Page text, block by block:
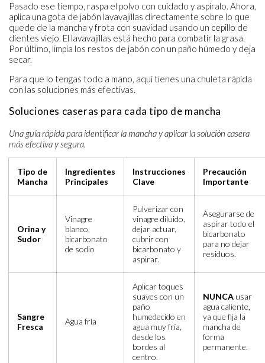
Pasado ese tiempo, raspa el polvo con cuidado y aspíralo. Ahora,
aplica una gota de jabón lavavajillas directamente sobre lo que
quede de la mancha y frota con suavidad usando un cepillo de
dientes viejo. El lavavajillas está hecho para combatir la grasa.
Por último, limpia los restos de jabón con un paño húmedo y deja
secar.
Para que lo tengas todo a mano, aquí tienes una chuleta rápida
con las soluciones más efectivas.
Soluciones caseras para cada tipo de mancha
Una guía rápida para identificar la mancha y aplicar la solución casera
más efectiva y segura.
Tipo de
Mancha
Ingredientes
Principales
Instrucciones
Clave
Precaución
Importante
Orina y
Sudor
Vinagre
blanco,
bicarbonato
de sodio
Pulverizar con
vinagre diluido,
dejar actuar,
cubrir con
bicarbonato y
aspirar.
Asegurarse de
aspirar todo el
bicarbonato
para no dejar
residuos.
Sangre
Fresca
Agua fría
Aplicar toques
suaves con un
paño
humedecido en
agua muy fría,
desde los
bordes al
centro.
NUNCA usar
agua caliente,
ya que fija la
mancha de
forma
permanente.